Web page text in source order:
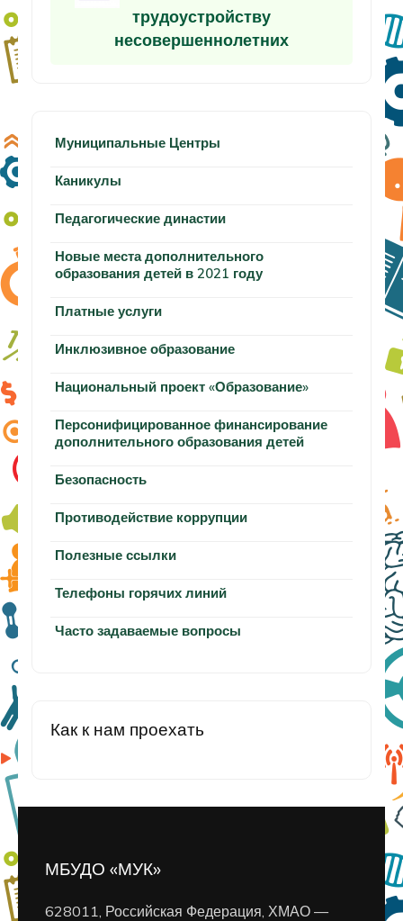
трудоустройству
несовершеннолетних
Муниципальные Центры
Каникулы
Педагогические династии
Новые места дополнительного
образования детей в 2021 году
Платные услуги
Инклюзивное образование
Национальный проект «Образование»
Персонифицированное финансирование
дополнительного образования детей
Безопасность
Противодействие коррупции
Полезные ссылки
Телефоны горячих линий
Часто задаваемые вопросы
Как к нам проехать
МБУДО «МУК»
628011, Российская Федерация, ХМАО —